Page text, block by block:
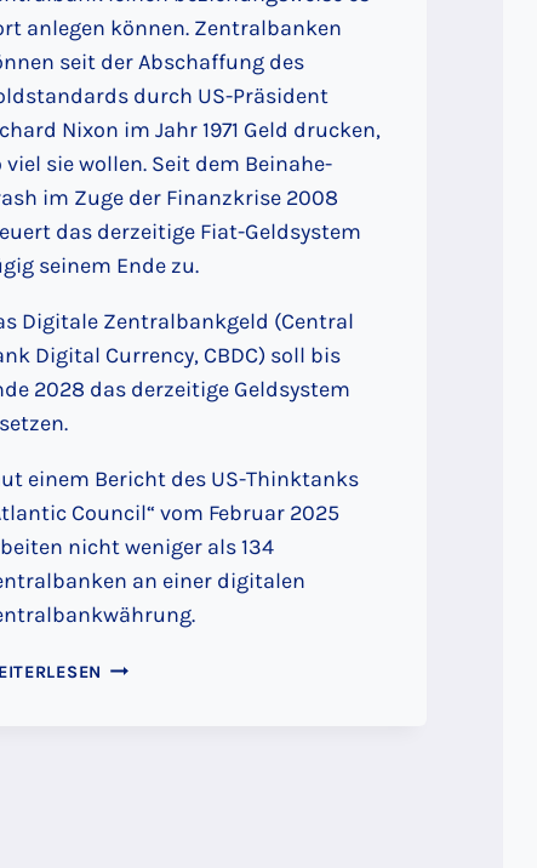
anlegen können. Zentralbanken
seit der Abschaffung des
durch US-Präsident
Nixon im Jahr 1971 Geld drucken,
viel sie wollen. Seit dem Beinahe-
im Zuge der Finanzkrise 2008
das derzeitige Fiat-Geldsystem
seinem Ende zu.
Digitale Zentralbankgeld (Central
Digital Currency, CBDC) soll bis
2028 das derzeitige Geldsystem
einem Bericht des US-Thinktanks
Council“ vom Februar 2025
nicht weniger als 134
an einer digitalen
DER